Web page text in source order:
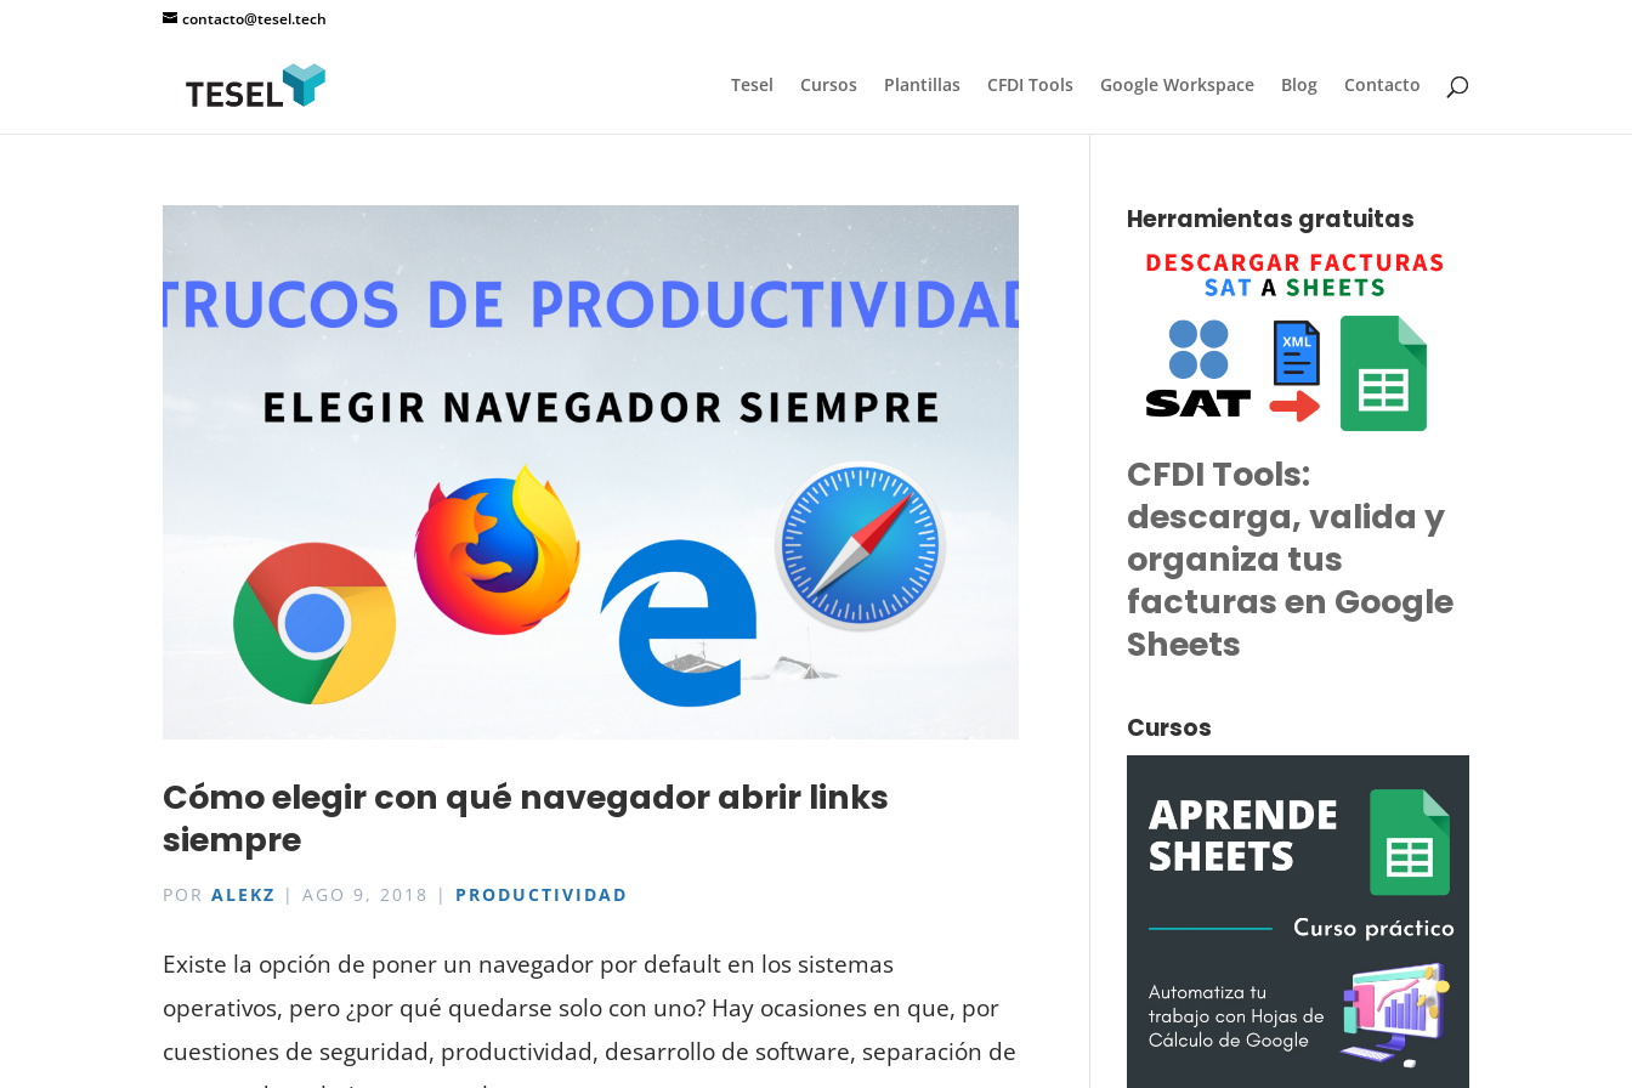
contacto@tesel.tech
Tesel Cursos Plantillas CFDI Tools Google Workspace Blog Contacto
Cómo elegir con qué navegador abrir links
siempre
PORALEKZ |AGO 9, 2018 | PRODUCTIVIDAD
Existe la opción de poner un navegador por default en los sistemas
operativos, pero ¿por qué quedarse solo con uno? Hay ocasiones en que, por
cuestiones de seguridad, productividad, desarrollo de software, separación de
Herramientas gratuitas
CFDI Tools:
descarga, valida y
organiza tus
facturas en Google
Sheets
Cursos